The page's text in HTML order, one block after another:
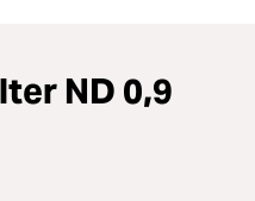
ND 0,9